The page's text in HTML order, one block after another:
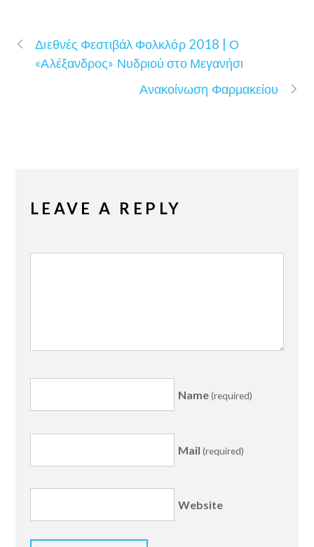
Διεθνές Φεστιβάλ Φολκλόρ 2018 | Ο
«Αλέξανδρος» Νυδριού στο Μεγανήσι
Ανακοίνωση Φαρμακείου
LEAVE A REPLY
Name(required)
Mail (required)
Website